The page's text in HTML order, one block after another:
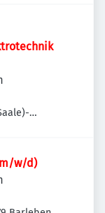
w/d)